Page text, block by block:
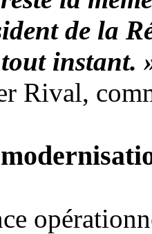
de la
instant.
Rival,